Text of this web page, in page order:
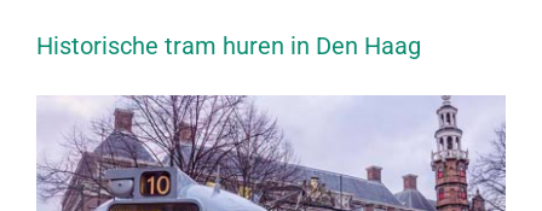
Historische tram huren in Den Haag